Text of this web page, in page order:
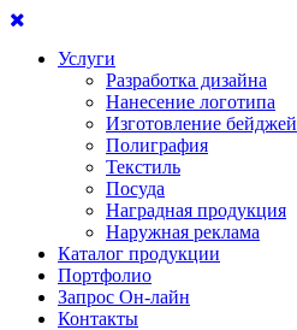
Услуги
Разработка дизайна
Нанесение логотипа
Изготовление бейджей
Полиграфия
Текстиль
Посуда
Наградная продукция
Наружная реклама
Каталог продукции
Портфолио
Запрос Он-лайн
Контакты